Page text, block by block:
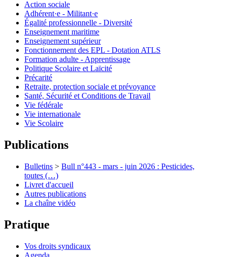
Action sociale
Adhérent·e - Militant·e
Égalité professionnelle - Diversité
Enseignement maritime
Enseignement supérieur
Fonctionnement des EPL - Dotation ATLS
Formation adulte - Apprentissage
Politique Scolaire et Laïcité
Précarité
Retraite, protection sociale et prévoyance
Santé, Sécurité et Conditions de Travail
Vie fédérale
Vie internationale
Vie Scolaire
Publications
Bulletins > Bull n°443 - mars - juin 2026 : Pesticides,
toutes (…)
Livret d'accueil
Autres publications
La chaîne vidéo
Pratique
Vos droits syndicaux
Agenda